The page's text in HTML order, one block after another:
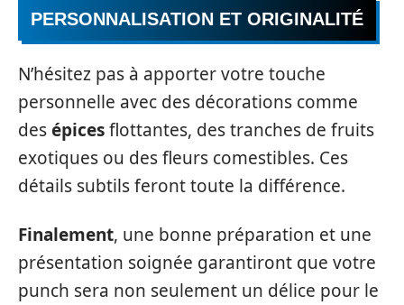
PERSONNALISATION ET ORIGINALITÉ
N’hésitez pas à apporter votre touche
personnelle avec des décorations comme
desépicesflottantes, des tranches de fruits
exotiques ou des fleurs comestibles. Ces
détails subtils feront toute la différence.
Finalement, une bonne préparation et une
présentation soignée garantiront que votre
punch sera non seulement un délice pour le